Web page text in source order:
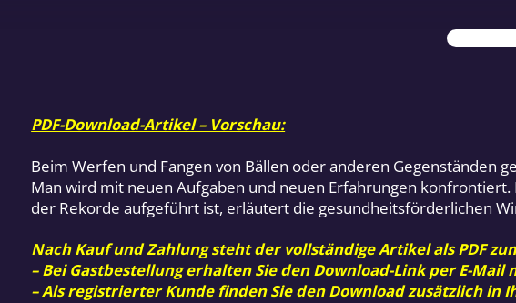
das
Gehirn
PDF-Download-Artikel – Vorschau:
Beim Werfen und Fangen von Bällen oder anderen Gegenständen
Man wird mit neuen Aufgaben und neuen Erfahrungen
der Rekorde aufgeführt ist, erläutert die gesundheitsförderlichen
Nach Kauf und Zahlung steht der vollständige Artikel als PDF
– Bei Gastbestellung erhalten Sie den Download-Link per E-
– Als registrierter Kunde finden Sie den Download zusätzlich in